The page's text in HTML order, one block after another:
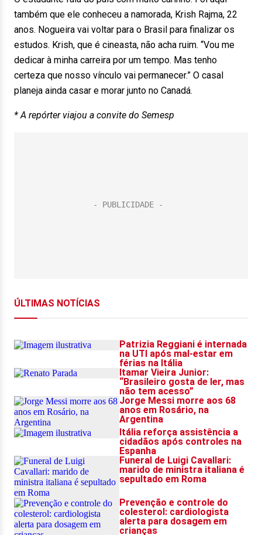
também que ele conheceu a namorada, Krish Rajma, 22
anos. Nogueira vai voltar para o Brasil para finalizar os
estudos. Krish, que é cineasta, não acha ruim. “Vou me
dedicar à minha carreira por um tempo. Mas tenho
certeza que nosso vínculo vai permanecer.” O casal
planeja ainda casar e morar junto no Canadá.
* A repórter viajou a convite do Semesp